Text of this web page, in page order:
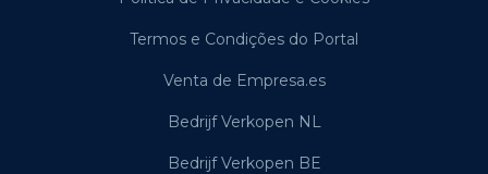
Termos e Condições do Portal
Venta de Empresa.es
Bedrijf Verkopen NL
Bedrijf Verkopen BE